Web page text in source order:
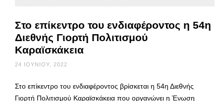
Στο επίκεντρο του ενδιαφέροντος η 54η
Διεθνής Γιορτή Πολιτισμού
Καραϊσκάκεια
24 ΙΟΥΝΊΟΥ, 2022
Στο επίκεντρο του ενδιαφέροντος βρίσκεται η 54η Διεθνής
Γιορτή Πολιτισμού Καραϊσκάκεια που οργανώνει η Ένωση